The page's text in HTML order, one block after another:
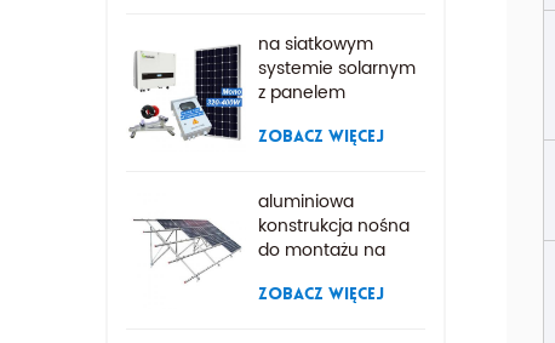
na siatkowym
systemie solarnym
z panelem
ZOBACZ WIĘCEJ
aluminiowa
konstrukcja nośna
do montażu na
konstrukcja nośna,
ZOBACZ WIĘCEJ